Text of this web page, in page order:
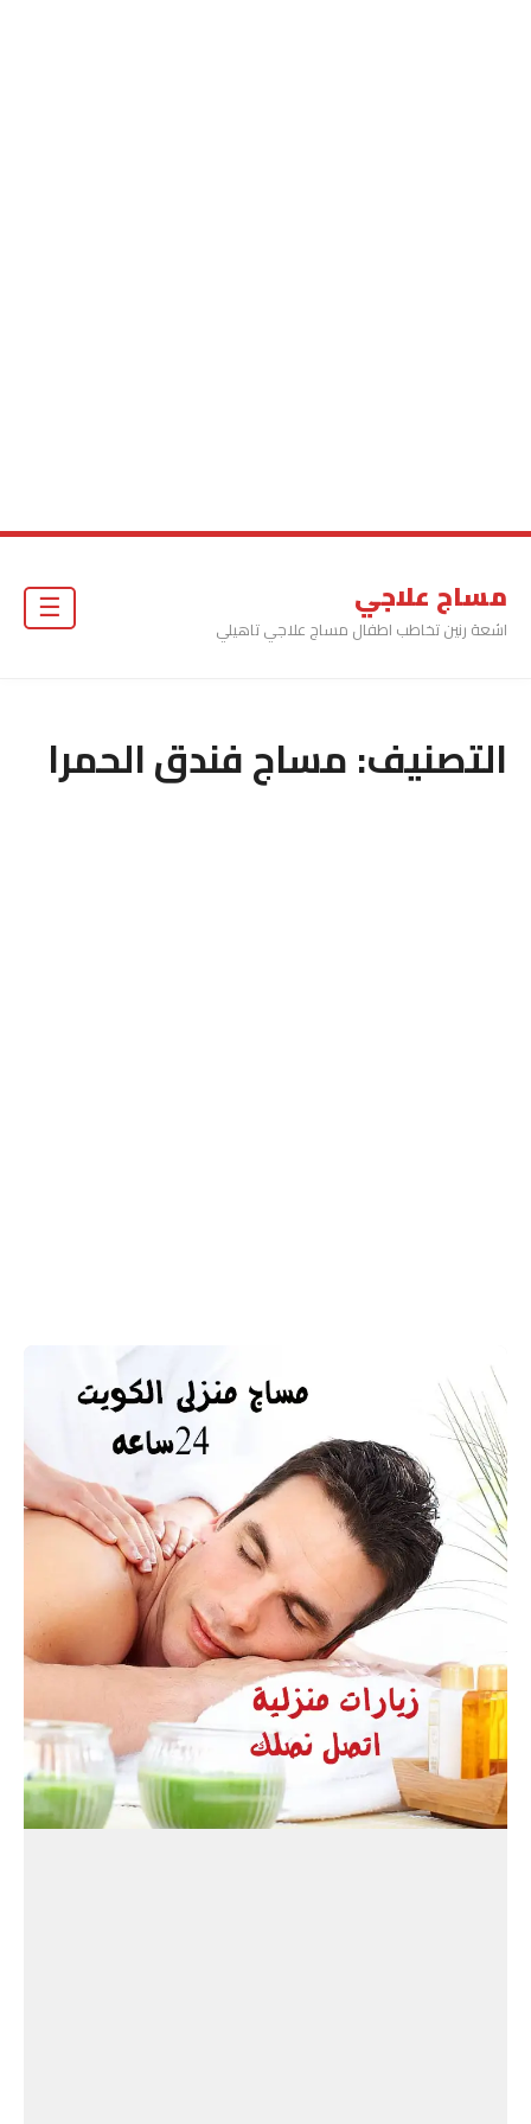
مساج علاجي
اشعة رنين تخاطب اطفال مساج علاجي تاهيلي
التصنيف:مساج فندق الحمرا